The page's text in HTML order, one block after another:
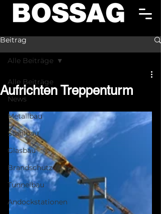
Beitrag
Alle Beiträge
News
Metallbau
Stahlbau
Glasbau
Brandschutz
Tunnelbau
Andockstationen
Alle Beiträge
Aufrichten Treppenturm